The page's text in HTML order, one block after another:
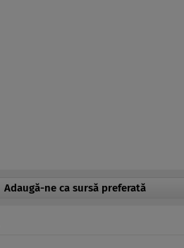
Adaugă-ne ca sursă preferată